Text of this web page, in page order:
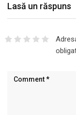
Lasă un răspuns